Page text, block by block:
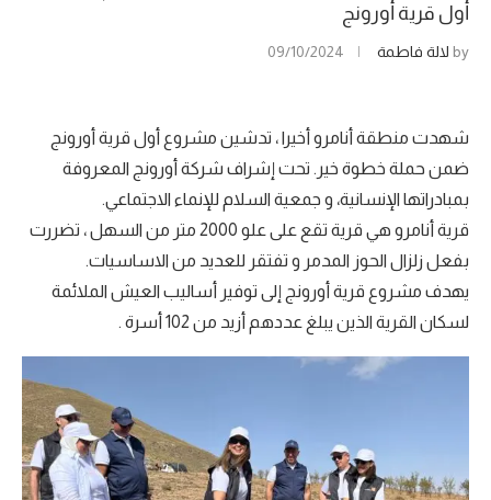
أول قرية أورونج
by لالة فاطمة 09/10/2024
شهدت منطقة أنامرو أخيرا ، تدشين مشروع أول قرية أورونج
ضمن حملة خطوة خير. تحت إشراف شركة أورونج المعروفة
بمبادراتها الإنسانية، و جمعية السلام للإنماء الاجتماعي.
قرية أنامرو هي قرية تقع على علو 2000 متر من السهل ، تضررت
بفعل زلزال الحوز المدمر و تفتقر للعديد من الاساسيات.
يهدف مشروع قرية أورونج إلى توفير أساليب العيش الملائمة
لسكان القرية الذين يبلغ عددهم أزيد من 102 أسرة .